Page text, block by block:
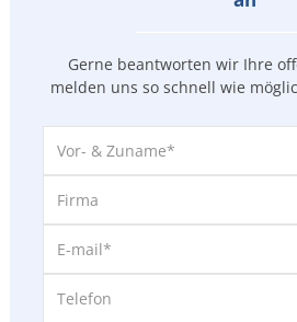
Gerne beantworten wir Ihre
melden uns so schnell wie